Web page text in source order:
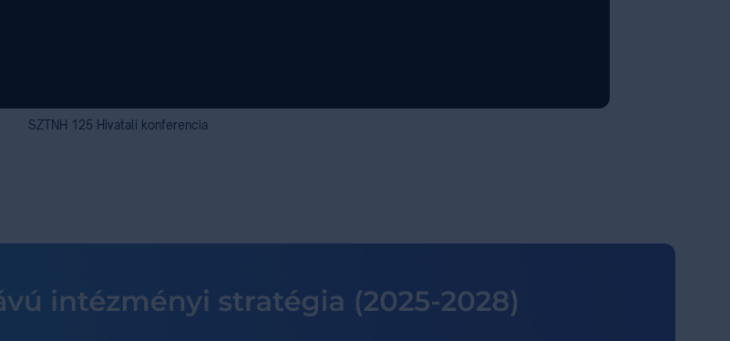
SZTNH 125 Hivatali konferencia